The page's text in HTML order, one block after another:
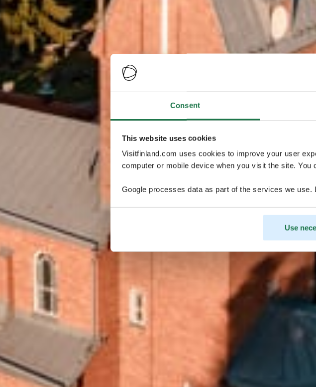
Consent
This website uses cookies
Visitfinland.com uses cookies to improve your user
computer or mobile device when you visit the site.
Google processes data as part of the services we use.
Use